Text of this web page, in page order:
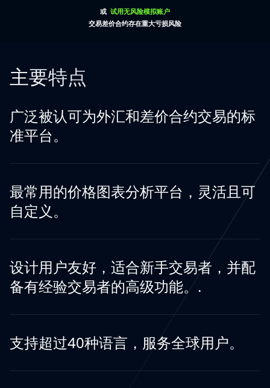
或 试用无风险模拟账户
交易差价合约存在重大亏损风险
主要特点
广泛被认可为外汇和差价合约交易的标
准平台。
最常用的价格图表分析平台，灵活且可
自定义。
设计用户友好，适合新手交易者，并配
备有经验交易者的高级功能。.
支持超过40种语言，服务全球用户。